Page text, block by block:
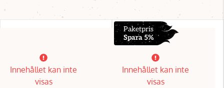
Innehållet kan inte
visas
Paketpris
Spara 5%
Innehållet kan inte
visas